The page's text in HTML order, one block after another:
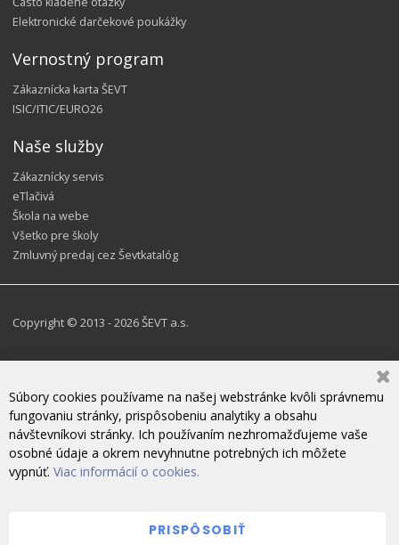
Elektronické darčekové poukážky
Vernostný program
Zákaznícka karta ŠEVT
ISIC/ITIC/EURO26
Naše služby
Zákaznícky servis
eTlačivá
Škola na webe
Všetko pre školy
Zmluvný predaj cez Ševtkatalóg
Copyright © 2013 - 2026 ŠEVT a.s.
Súbory cookies používame na našej webstránke kvôli správnemu
fungovaniu stránky, prispôsobeniu analytiky a obsahu
návštevníkovi stránky. Ich používaním nezhromažďujeme vaše
osobné údaje a okrem nevyhnutne potrebných ich môžete
vypnúť. Viac informácií o cookies.
PRISPÔSOBIŤ